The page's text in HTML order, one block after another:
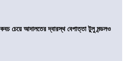
কবচ চেয়ে আদালতের দ্বারস্থ বেপাত্তা টুলু মন্ডলও